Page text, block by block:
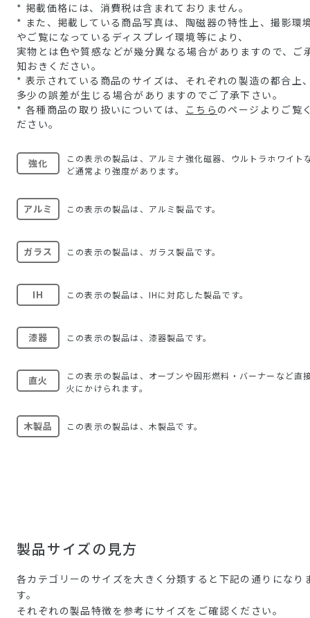
* 掲載価格には、消費税は含まれておりません。
* また、掲載している商品写真は、陶磁器の特性上、撮影環
やご覧になっているディスプレイ環境等により、
実物とは色や質感などが幾分異なる場合がありますので、ご
知おきください。
* 表示されている商品のサイズは、それぞれの製造の都合上
多少の誤差が生じる場合がありますのでご了承下さい。
* 各種商品の取り扱いについては、
こちら のページよりご覧
ださい。
強化
この表示の製品は、アルミナ強化磁器、ウルトラホワイト
ど通常より強度があります。
アルミ この表示の製品は、アルミ製品です。
ガラス この表示の製品は、ガラス製品です。
IH この表示の製品は、IHに対応した製品です。
漆器 この表示の製品は、漆器製品です。
直火
この表示の製品は、オーブンや固形燃料・バーナーなど直
火にかけられます。
木製品 この表示の製品は、木製品です。
製品サイズの見方
各カテゴリーのサイズを大きく分類すると下記の通りになり
す。
それぞれの製品特徴を参考にサイズをご確認ください。